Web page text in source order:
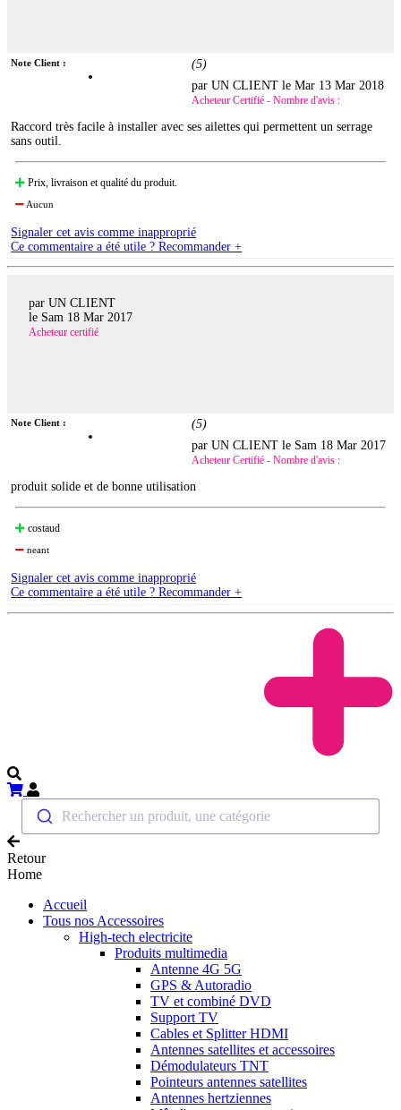
Note Client : (5)
par UN CLIENT leMar 13 Mar 2018
Acheteur Certifié - Nombre d'avis :
Raccord très facile à installer avec ses ailettes qui permettent un serrage
sans outil.
Prix, livraison et qualité du produit.
Aucun
Signaler cet avis comme inapproprié
Ce commentaire a été utile ? Recommander +
par UN CLIENT
le Sam 18 Mar 2017
Acheteur certifié
Note Client : (5)
par UN CLIENT le Sam 18 Mar 2017
Acheteur Certifié - Nombre d'avis :
produit solide et de bonne utilisation
costaud
neant
Signaler cet avis comme inapproprié
Ce commentaire a été utile ? Recommander +
Rechercher un produit, une catégorie
Retour
Home
Accueil
Tous nos Accessoires
High-tech electricite
Produits multimedia
Antenne 4G 5G
GPS & Autoradio
TV et combiné DVD
Support TV
Cables et Splitter HDMI
Antennes satellites et accessoires
Démodulateurs TNT
Pointeurs antennes satellites
Antennes hertziennes